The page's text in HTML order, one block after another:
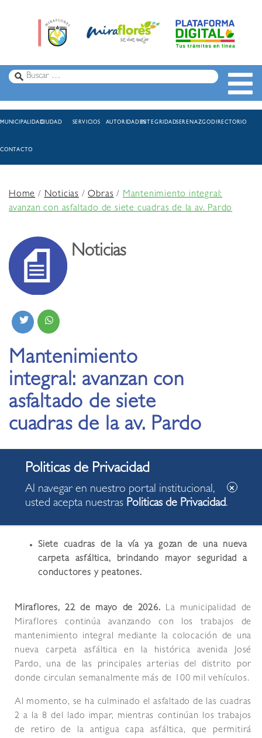
MUNICIPALIDADCIUDAD SERVICIOS AUTORIDADESINTEGRIDADSERENAZGODIRECTORIO
CONTACTO
Home/Noticias /Obras/Mantenimiento integral:
avanzan con asfaltado de siete cuadras de la av. Pardo
Noticias
Mantenimiento
integral: avanzan con
asfaltado de siete
cuadras de la av. Pardo
22.05.2026
También se concluyeron los trabajos en las
veredas del Óvalo Ramón Ribeyro y labores se
Siete cuadras de la vía ya gozan de una nueva
carpeta asfáltica, brindando mayor seguridad a
conductores y peatones.
Miraflores, 22 de mayo de 2026. La municipalidad de
Miraflores continúa avanzando con los trabajos de
mantenimiento integral mediante la colocación de una
nueva carpeta asfáltica en la histórica avenida José
Pardo, una de las principales arterias del distrito por
donde circulan semanalmente más de 100 mil vehículos.
Al momento, se ha culminado el asfaltado de las cuadras
2 a la 8 del lado impar, mientras continúan los trabajos
de retiro de la antigua capa asfáltica, que permitirá
Al navegar en nuestro portal institucional,
usted acepta nuestras Politicas de Privacidad.